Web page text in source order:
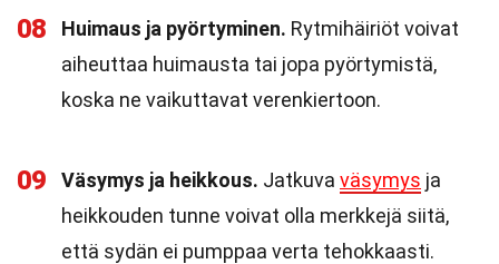
08 Huimaus ja pyörtyminen. Rytmihäiriöt voivat
aiheuttaa huimausta tai jopa pyörtymistä,
koska ne vaikuttavat verenkiertoon.
09 Väsymys ja heikkous. Jatkuva väsymys ja
heikkouden tunne voivat olla merkkejä siitä,
että sydän ei pumppaa verta tehokkaasti.